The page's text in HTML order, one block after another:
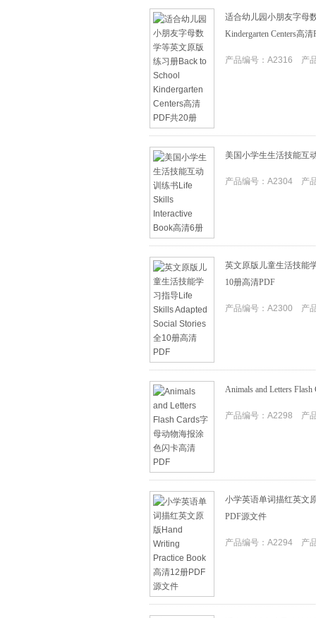
适合幼儿园小朋友字母
Kindergarten Centers高
产品编号：A2316 产
美国小学生生活技能互
产品编号：A2304 产
英文原版儿童生活技能
10册高清PDF
产品编号：A2300 产
Animals and Letters
产品编号：A2298 产
小学英语单词描红英文
PDF源文件
产品编号：A2294 产